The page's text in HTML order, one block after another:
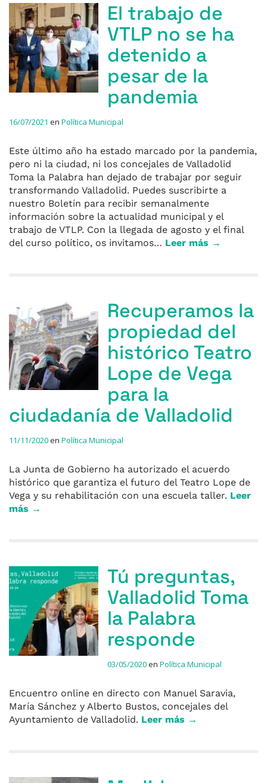
El trabajo de
VTLP no se ha
detenido a
pesar de la
pandemia
16/07/2021 en Política Municipal
Este último año ha estado marcado por la pandemia,
pero ni la ciudad, ni los concejales de Valladolid
Toma la Palabra han dejado de trabajar por seguir
transformando Valladolid. Puedes suscribirte a
nuestro Boletín para recibir semanalmente
información sobre la actualidad municipal y el
trabajo de VTLP. Con la llegada de agosto y el final
del curso político, os invitamos… Leer más →
Recuperamos la
propiedad del
histórico Teatro
Lope de Vega
para la
ciudadanía de Valladolid
11/11/2020en Política Municipal
La Junta de Gobierno ha autorizado el acuerdo
histórico que garantiza el futuro del Teatro Lope de
Vega y su rehabilitación con una escuela taller. Leer
más →
Tú preguntas,
Valladolid Toma
la Palabra
responde
03/05/2020en Política Municipal
Encuentro online en directo con Manuel Saravia,
María Sánchez y Alberto Bustos, concejales del
Ayuntamiento de Valladolid. Leer más →